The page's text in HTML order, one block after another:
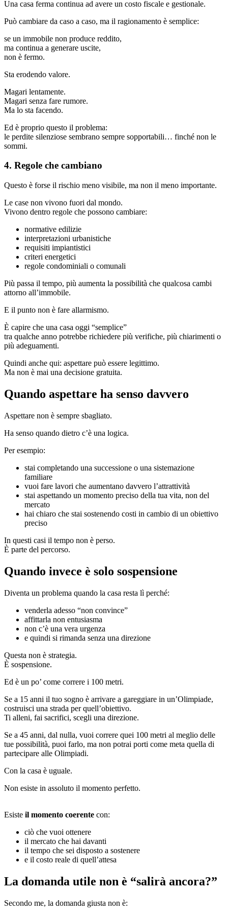
Una casa ferma continua ad avere un costo fiscale e gestionale.
Può cambiare da caso a caso, ma il ragionamento è semplice:
se un immobile non produce reddito,
ma continua a generare uscite,
non è fermo.
Sta erodendo valore.
Magari lentamente.
Magari senza fare rumore.
Ma lo sta facendo.
Ed è proprio questo il problema:
le perdite silenziose sembrano sempre sopportabili… finché non le
sommi.
4. Regole che cambiano
Questo è forse il rischio meno visibile, ma non il meno importante.
Le case non vivono fuori dal mondo.
Vivono dentro regole che possono cambiare:
normative edilizie
interpretazioni urbanistiche
requisiti impiantistici
criteri energetici
regole condominiali o comunali
Più passa il tempo, più aumenta la possibilità che qualcosa cambi
attorno all’immobile.
E il punto non è fare allarmismo.
È capire che una casa oggi “semplice”
tra qualche anno potrebbe richiedere più verifiche, più chiarimenti o
più adeguamenti.
Quindi anche qui: aspettare può essere legittimo.
Ma non è mai una decisione gratuita.
Quando aspettare ha senso davvero
Aspettare non è sempre sbagliato.
Ha senso quando dietro c’è una logica.
Per esempio:
stai completando una successione o una sistemazione
familiare
vuoi fare lavori che aumentano davvero l’attrattività
stai aspettando un momento preciso della tua vita, non del
mercato
hai chiaro che stai sostenendo costi in cambio di un obiettivo
preciso
In questi casi il tempo non è perso.
È parte del percorso.
Quando invece è solo sospensione
Diventa un problema quando la casa resta lì perché:
venderla adesso “non convince”
affittarla non entusiasma
non c’è una vera urgenza
e quindi si rimanda senza una direzione
Questa non è strategia.
È sospensione.
Ed è un po’ come correre i 100 metri.
Se a 15 anni il tuo sogno è arrivare a gareggiare in un’Olimpiade,
costruisci una strada per quell’obiettivo.
Ti alleni, fai sacrifici, scegli una direzione.
Se a 45 anni, dal nulla, vuoi correre quei 100 metri al meglio delle
tue possibilità, puoi farlo, ma non potrai porti come meta quella di
partecipare alle Olimpiadi.
Con la casa è uguale.
Non esiste in assoluto il momento perfetto.
Esiste il momento coerente con:
ciò che vuoi ottenere
il mercato che hai davanti
il tempo che sei disposto a sostenere
e il costo reale di quell’attesa
La domanda utile non è “salirà ancora?”
Secondo me, la domanda giusta non è: